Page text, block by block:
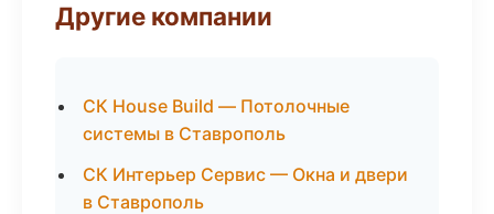
Другие компании
СК House Build — Потолочные
системы в Ставрополь
СК Интерьер Сервис — Окна и двери
в Ставрополь